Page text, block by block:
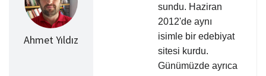
Ahmet Yıldız
sundu. Haziran
2012'de aynı
isimle bir edebiyat
sitesi kurdu.
Günümüzde ayrıca